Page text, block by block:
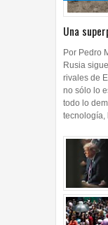
Una
Por Pedro
Rusia
rivales de
no sólo lo
todo lo
tecnología,